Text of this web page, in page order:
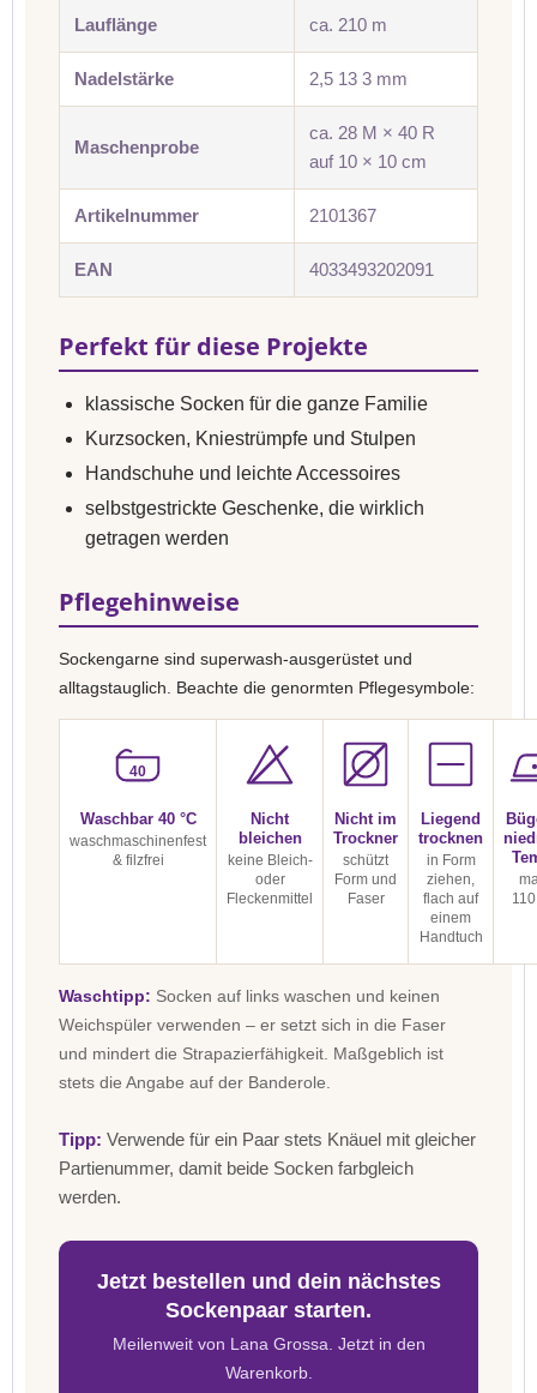
Lauflänge ca. 210 m
Nadelstärke 2,5 13 3 mm
Maschenprobe
ca. 28 M × 40 R
auf 10 × 10 cm
Artikelnummer 2101367
EAN 4033493202091
Perfekt für diese Projekte
klassische Socken für die ganze Familie
Kurzsocken, Kniestrümpfe und Stulpen
Handschuhe und leichte Accessoires
selbstgestrickte Geschenke, die wirklich
getragen werden
Pflegehinweise
Sockengarne sind superwash-ausgerüstet und
alltagstauglich. Beachte die genormten Pflegesymbole:
40
Waschbar 40 °C
waschmaschinenfest
& filzfrei
Nicht
bleichen
keine Bleich-
oder
Fleckenmittel
Nicht im
Trockner
schützt
Form und
Faser
Liegend
trocknen
in Form
ziehen,
flach auf
einem
Handtuch
Waschtipp: Socken auf links waschen und keinen
Weichspüler verwenden – er setzt sich in die Faser
und mindert die Strapazierfähigkeit. Maßgeblich ist
stets die Angabe auf der Banderole.
Tipp: Verwende für ein Paar stets Knäuel mit gleicher
Partienummer, damit beide Socken farbgleich
werden.
Jetzt bestellen und dein nächstes
Sockenpaar starten.
Meilenweit von Lana Grossa. Jetzt in den
Warenkorb.